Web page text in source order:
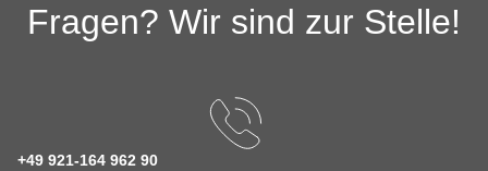
Fragen? Wir sind zur Stelle!
+49 921-164 962 90